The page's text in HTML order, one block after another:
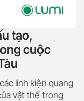
tạo,
cuộc
linh kiện quang
vật thể trong